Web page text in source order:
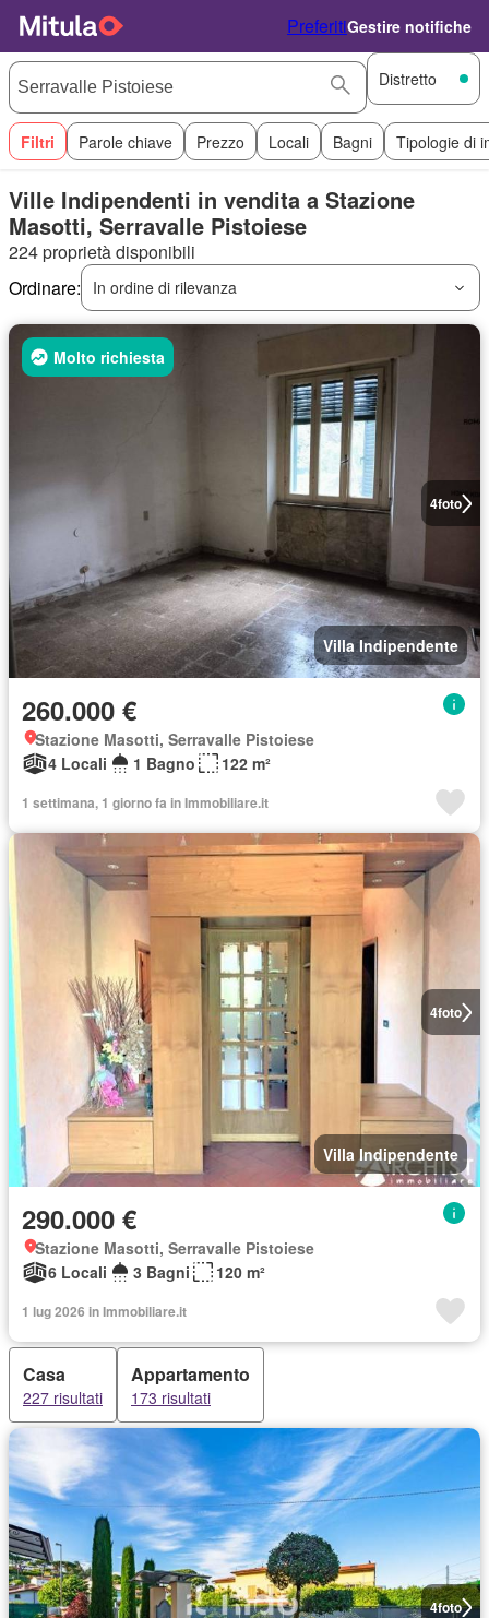
PreferitiGestire notifiche
Distretto
Filtri Parole chiave Prezzo Locali Bagni Tipologie di
Ville Indipendenti in vendita a Stazione
Masotti, Serravalle Pistoiese
224 proprietà disponibili
Ordinare:
In ordine di rilevanza
4foto
Molto richiesta
Villa Indipendente
260.000 €
Stazione Masotti, Serravalle Pistoiese
4 Locali
1 Bagno 122 m²
1 settimana, 1 giorno fa in Immobiliare.it
4foto
Villa Indipendente
290.000 €
Stazione Masotti, Serravalle Pistoiese
6 Locali
3 Bagni 120 m²
1 lug 2026 in Immobiliare.it
Casa
227 risultati
Appartamento
173 risultati
4foto